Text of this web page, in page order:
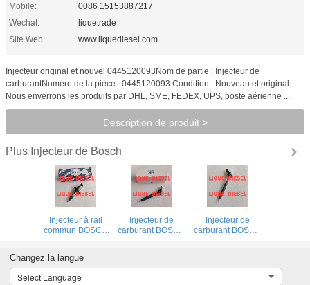
Mobile:
0086 15153887217
Wechat:
liquetrade
Site Web:
www.liquediesel.com
Injecteur original et nouvel 0445120093Nom de partie : Injecteur de
carburantNuméro de la pièce : 0445120093 Condition : Nouveau et original
Nous enverrons les produits par DHL, SME, FEDEX, UPS, poste aérienne ...
Description de produit >
Plus Injecteur de Bosch
Injecteur à rail
commun BOSCH
445120273
5263307
Injecteur de
carburant BOSCH
445 116 019 pour
Injecteur de
carburant BOSCH
445 116 035 0
Changez la langue
Select Language